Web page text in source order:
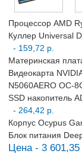
Процессор AMD
Куллер Universal
- 159,72 р.
Материнская
Видеокарта
N5060AERO OC-
SSD накопитель
- 264,42 р.
Корпус Ocypus
Блок питания
Цена - 3 601,35